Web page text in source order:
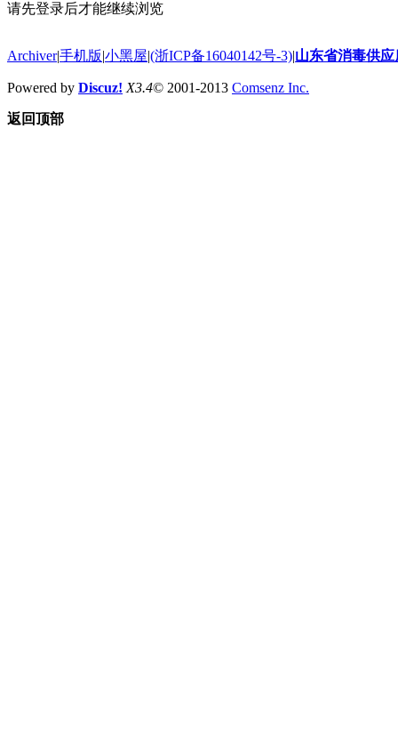
请先登录后才能继续浏览
Archiver|手机版|小黑屋|(浙ICP备16040142号-3)|山东省消毒供
Powered by Discuz! X3.4© 2001-2013 Comsenz Inc.
返回顶部